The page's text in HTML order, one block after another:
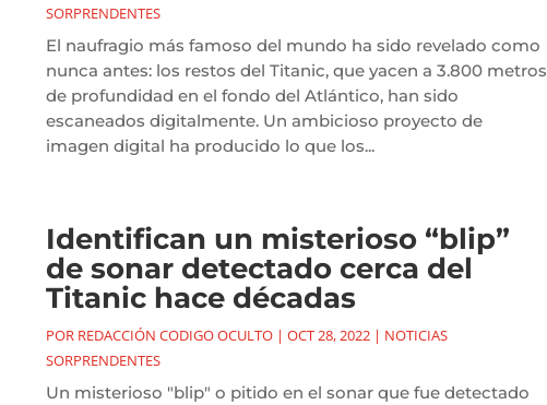
SORPRENDENTES
El naufragio más famoso del mundo ha sido revelado como
nunca antes: los restos del Titanic, que yacen a 3.800 metros
de profundidad en el fondo del Atlántico, han sido
escaneados digitalmente. Un ambicioso proyecto de
imagen digital ha producido lo que los...
Identifican un misterioso “blip”
de sonar detectado cerca del
Titanic hace décadas
POR REDACCIÓN CODIGO OCULTO| OCT 28, 2022| NOTICIAS
SORPRENDENTES
Un misterioso "blip" o pitido en el sonar que fue detectado